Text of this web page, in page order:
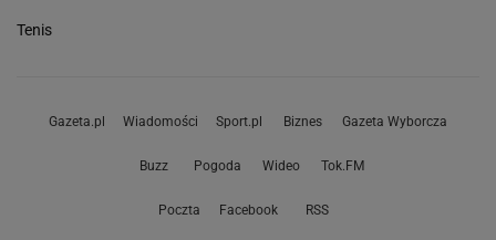
Tenis
Gazeta.pl Wiadomości Sport.pl Biznes Gazeta Wyborcza
Buzz Pogoda Wideo Tok.FM
Poczta Facebook RSS